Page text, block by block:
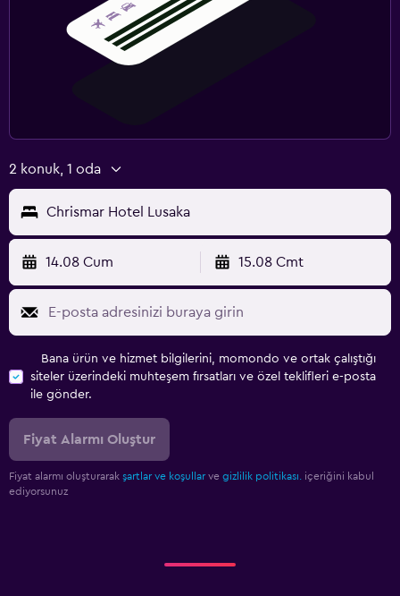
2 konuk, 1 oda
Chrismar Hotel Lusaka
14.08 Cum 15.08 Cmt
Bana ürün ve hizmet bilgilerini, momondo ve ortak çalıştığı
siteler üzerindeki muhteşem fırsatları ve özel teklifleri e-posta
ile gönder.
Fiyat Alarmı Oluştur
Fiyat alarmı oluşturarak şartlar ve koşullar ve gizlilik politikası.
içeriğini kabul
ediyorsunuz